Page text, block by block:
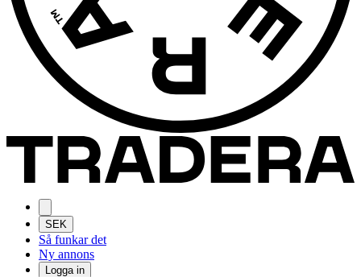
SEK
Så funkar det
Ny annons
Logga in